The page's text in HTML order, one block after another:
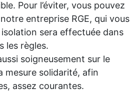
Pour l’éviter, vous pouvez
entreprise RGE, qui vous
sera effectuée dans
les règles.
soigneusement sur le
mesure solidarité, afin
assez courantes.